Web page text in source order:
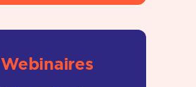
Webinaires